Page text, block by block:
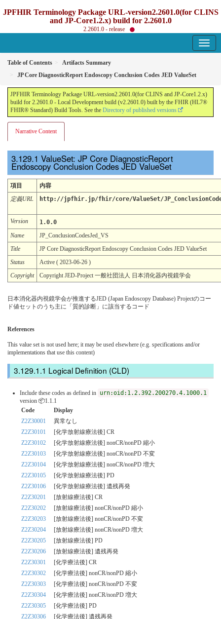
JPFHIR Terminology Package URL-version2.2601.0(for CLINS
and JP-Core1.2.x) build for 2.2601.0
2.2601.0 - release
Table of Contents
Artifacts Summary
JP Core DiagnosticReport Endoscopy Conclusion Codes JED ValueSet
JPFHIR Terminology Package URL-version2.2601.0(for CLINS and JP-Core1.2.x)
build for 2.2601.0 - Local Development build (v2.2601.0) built by the FHIR (HL7®
FHIR® Standard) Build Tools. See the Directory of published versions
Narrative Content
ValueSet: JP Core DiagnosticReport
Endoscopy Conclusion Codes JED ValueSet
項目
内容
定義URL
http://jpfhir.jp/fhir/core/ValueSet/
Version
1.0.0
Name
JP_ConclusionCodesJed_VS
Title
JP Core DiagnosticReport Endoscopy Conclusion Codes JED ValueSet
Status
Active ( 2023-06-26 )
Copyright
Copyright JED-Project 一般社団法人 日本消化器内視鏡学会
日本消化器内視鏡学会が推進するJED (Japan Endoscopy Database) Projectのコー
ド値セットのうち主に「質的診断」に該当するコード
References
This value set is not used here; it may be used elsewhere (e.g. specifications and/or
implementations that use this content)
Logical Definition (CLD)
Include these codes as defined in urn:oid:1.2.392.200270.4.1000.1
version 📦1.1.1
Code
Display
Z2Z30001
異常なし
Z2Z30101
[化学放射線療法後] CR
Z2Z30102
[化学放射線療法後] nonCR/nonPD 縮小
Z2Z30103
[化学放射線療法後] nonCR/nonPD 不変
Z2Z30104
[化学放射線療法後] nonCR/nonPD 増大
Z2Z30105
[化学放射線療法後] PD
Z2Z30106
[化学放射線療法後] 遺残再発
Z2Z30201
[放射線療法後] CR
Z2Z30202
[放射線療法後] nonCR/nonPD 縮小
Z2Z30203
[放射線療法後] nonCR/nonPD 不変
Z2Z30204
[放射線療法後] nonCR/nonPD 増大
Z2Z30205
[放射線療法後] PD
Z2Z30206
[放射線療法後] 遺残再発
Z2Z30301
[化学療法後] CR
Z2Z30302
[化学療法後] nonCR/nonPD 縮小
Z2Z30303
[化学療法後] nonCR/nonPD 不変
Z2Z30304
[化学療法後] nonCR/nonPD 増大
Z2Z30305
[化学療法後] PD
Z2Z30306
[化学療法後] 遺残再発